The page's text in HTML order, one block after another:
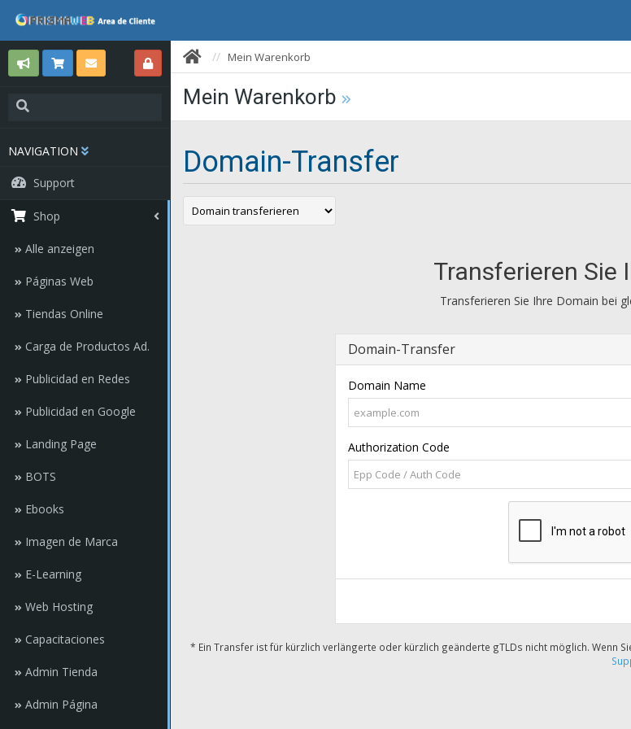
NAVIGATION
Support
Shop
Alle anzeigen
Páginas Web
Tiendas Online
Carga de Productos Ad.
Publicidad en Redes
Publicidad en Google
Landing Page
BOTS
Ebooks
Imagen de Marca
E-Learning
Web Hosting
Capacitaciones
Admin Tienda
Admin Página
Mein Warenkorb
Mein Warenkorb
Domain-Transfer
Transferieren Sie
Transferieren Sie Ihre Domain bei
Domain-Transfer
Domain Name
Authorization Code
* Ein Transfer ist für kürzlich verlängerte oder kürzlich geänderte gTLDs nicht möglich. Wenn